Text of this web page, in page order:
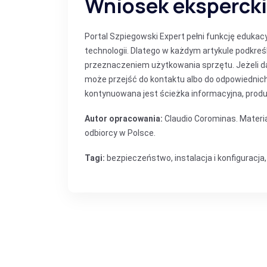
Portal Szpiegowski Expert pełni funkcję
technologii. Dlatego w każdym artykule
przeznaczeniem użytkowania sprzętu. Jeżeli
może przejść do kontaktu albo do
kontynuowana jest ścieżka informacyjna,
Autor opracowania: Claudio Corominas.
odbiorcy w Polsce.
Tagi: bezpieczeństwo, instalacja i konfiguracja